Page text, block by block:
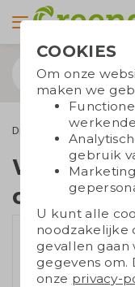
Drinkflessen
Waterfles
COOKIES
Om onze
maken we
gebruik
U kunt alle
noodzakelijke
gevallen
gegevens om.
onze privacy-